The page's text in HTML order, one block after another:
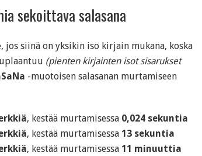
sekoittava salasana
jos siinä on yksikin iso kirjain mukana, koska
(pienten kirjainten isot sisarukset
-muotoisen salasanan murtamiseen
, kestää murtamisessa 0,024 sekuntia
, kestää murtamisessa 13 sekuntia
, kestää murtamisessa 11 minuuttia